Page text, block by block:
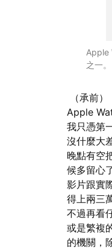
Apple
之一。
（承前）
Apple
我只憑第
沒什麼大
晚點有空
候多留心
影片跟實
得上兩三
不過再看
或是繁複
的機關，